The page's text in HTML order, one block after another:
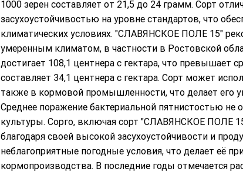
1000 зерен составляет от 21,5 до 24 грамм. Сорт
засухоустойчивостью на уровне стандартов, что
климатических условиях. "СЛАВЯНСКОЕ ПОЛЕ 15"
умеренным климатом, в частности в Ростовской
достигает 108,1 центнера с гектара, что превышает
составляет 34,1 центнера с гектара. Сорт может
также в кормовой промышленности, что делает его
Среднее поражение бактериальной пятнистостью не
культуры. Сорго, включая сорт "СЛАВЯНСКОЕ ПОЛЕ
благодаря своей высокой засухоустойчивости и
неблагоприятные погодные условия, что делает её
кормопроизводства. В последние годы отмечается